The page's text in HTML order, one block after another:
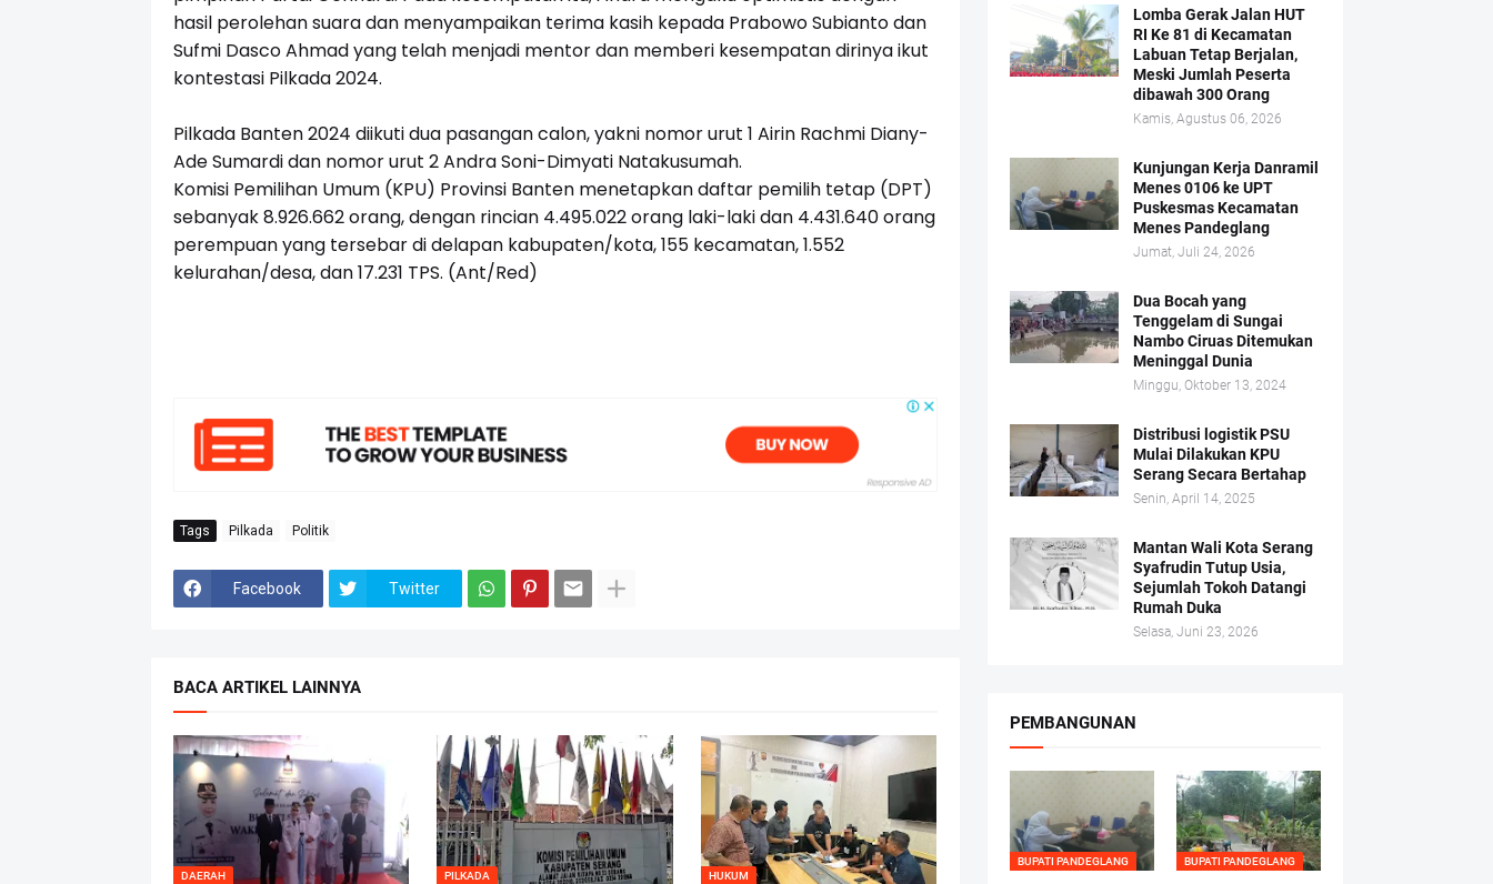
hasil perolehan suara dan menyampaikan terima kasih kepada Prabowo Subianto dan
Sufmi Dasco Ahmad yang telah menjadi mentor dan memberi kesempatan dirinya ikut
kontestasi Pilkada 2024.
Pilkada Banten 2024 diikuti dua pasangan calon, yakni nomor urut 1 Airin Rachmi Diany-
Ade Sumardi dan nomor urut 2 Andra Soni-Dimyati Natakusumah.
Komisi Pemilihan Umum (KPU) Provinsi Banten menetapkan daftar pemilih tetap (DPT)
sebanyak8.926.662orang, dengan rincian 4.495.022orang laki-laki dan 4.431.640orang
perempuan yang tersebar di delapan kabupaten/kota, 155 kecamatan, 1.552
kelurahan/desa, dan 17.231 TPS. (Ant/Red)
Tags Pilkada Politik
Facebook Twitter
BACA ARTIKEL LAINNYA
DAERAH PILKADA HUKUM
Lomba Gerak Jalan HUT
RI Ke 81 di Kecamatan
Labuan Tetap Berjalan,
Meski Jumlah Peserta
dibawah 300 Orang
Kamis, Agustus 06, 2026
Kunjungan Kerja Danramil
Menes 0106 ke UPT
Puskesmas Kecamatan
Menes Pandeglang
Jumat, Juli 24, 2026
Dua Bocah yang
Tenggelam di Sungai
Nambo Ciruas Ditemukan
Meninggal Dunia
Minggu, Oktober 13, 2024
Distribusi logistik PSU
Mulai Dilakukan KPU
Serang Secara Bertahap
Senin, April 14, 2025
Mantan Wali Kota Serang
Syafrudin Tutup Usia,
Sejumlah Tokoh Datangi
Rumah Duka
Selasa, Juni 23, 2026
PEMBANGUNAN
BUPATI PANDEGLANG BUPATI PANDEGLANG